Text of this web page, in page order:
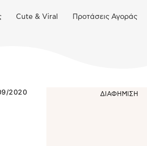
Cute & Viral Προτάσεις Αγοράς
2020